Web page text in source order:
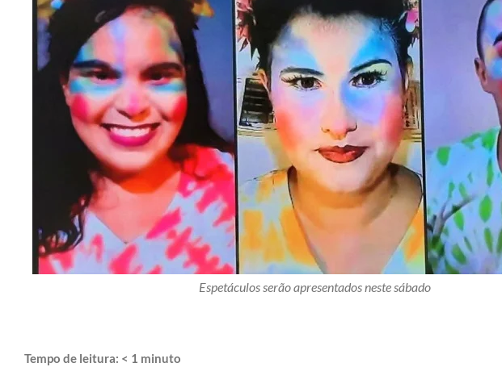
Espetáculos serão apresentados neste sábado
Tempo de leitura: < 1 minuto